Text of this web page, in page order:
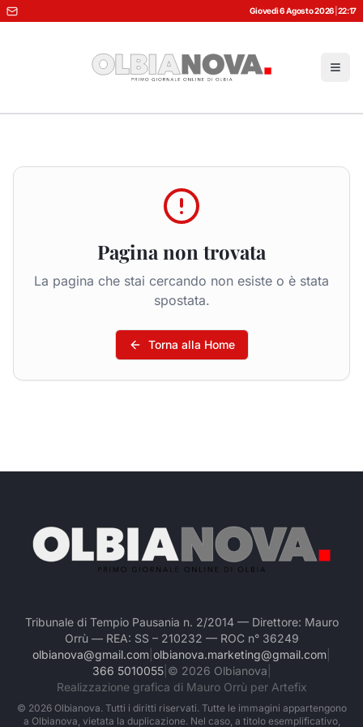
Giovedì 6 Agosto 2026 22:17
Pagina non trovata
La pagina che stai cercando non esiste o è stata
spostata.
Torna alla Home
Tribunale di Tempio Pausania n. 2/2014 — Direttore: Mauro
Orrù — REA: SS – 210232 — ROC n° 36249
olbianova@gmail.com olbianova.marketing@gmail.com
366 5010055| © 2026 Olbianova
Realizzazione grafica di Mauro Orrù per Artefix
© 2026Olbianova. Tutti i diritti riservati. Tutte le immagini appartengono
a Olbianova, vietata la duplicazione. Nel caso, a titolo esemplificativo,